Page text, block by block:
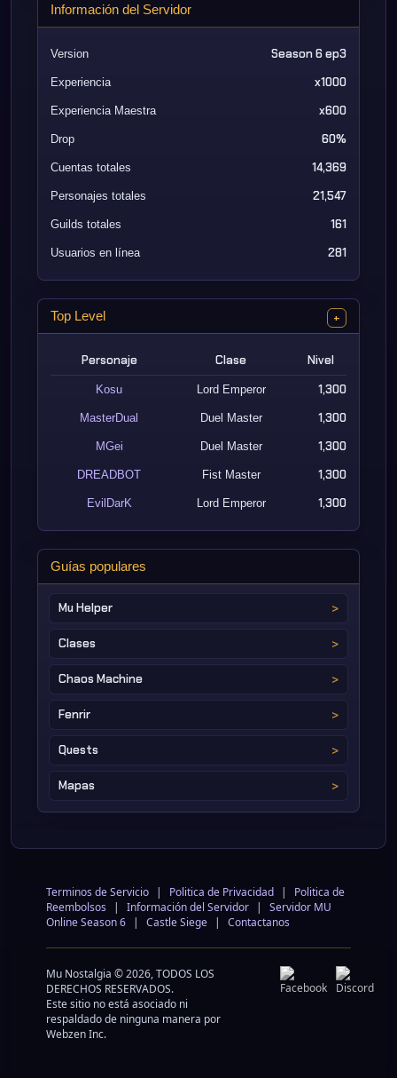
Información del Servidor
Version Season 6 ep3
Experiencia x1000
Experiencia Maestra x600
Drop 60%
Cuentas totales 14,369
Personajes totales 21,547
Guilds totales 161
Usuarios en línea 281
Top Level +
Personaje Clase Nivel
Kosu Lord Emperor 1,300
MasterDual Duel Master 1,300
MGei Duel Master 1,300
DREADBOT Fist Master 1,300
EvilDarK Lord Emperor 1,300
Guías populares
Mu Helper
Clases
Chaos Machine
Fenrir
Quests
Mapas
Terminos de Servicio | Politica de Privacidad |
Politica de
Reembolsos
| Información del Servidor |
Servidor MU
Online Season 6 | Castle Siege | Contactanos
Mu Nostalgia © 2026, TODOS LOS
DERECHOS RESERVADOS.
Este sitio no está asociado ni
respaldado de ninguna manera por
Webzen Inc.